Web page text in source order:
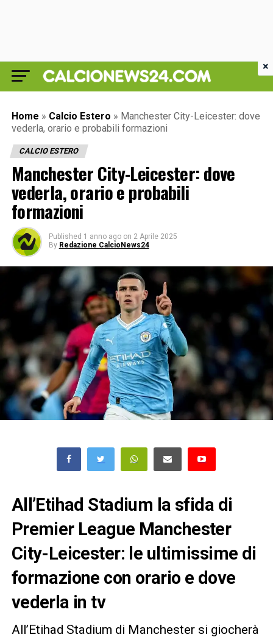
Home » Calcio Estero » Manchester City-Leicester: dove
vederla, orario e probabili formazioni
CALCIO ESTERO
Manchester City-Leicester: dove
vederla, orario e probabili
formazioni
Published 1 anno ago on 2 Aprile 2025
By Redazione CalcioNews24
All’Etihad Stadium la sfida di
Premier League Manchester
City-Leicester: le ultimissime di
formazione con orario e dove
vederla in tv
All’Etihad Stadium di Manchester si giocherà
×